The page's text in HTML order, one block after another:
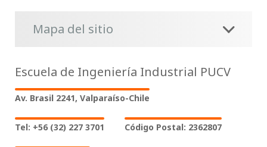
Mapa del sitio
Escuela de Ingeniería Industrial PUCV
Av. Brasil 2241, Valparaíso-Chile
Tel: +56 (32) 227 3701 Código Postal: 2362807